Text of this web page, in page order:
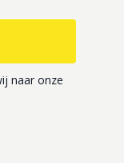
naar onze